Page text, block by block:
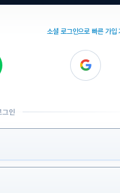
소셜 로그인으로 빠른 가입
그인